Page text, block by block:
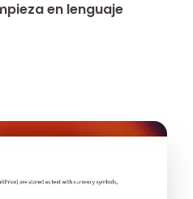
en lenguaje